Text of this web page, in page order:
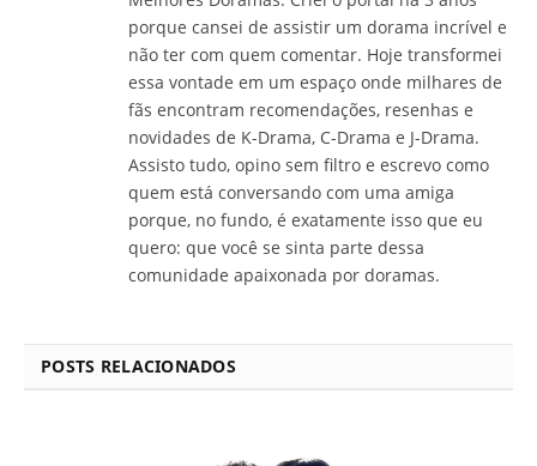
porque cansei de assistir um dorama incrível e
não ter com quem comentar. Hoje transformei
essa vontade em um espaço onde milhares de
fãs encontram recomendações, resenhas e
novidades de K-Drama, C-Drama e J-Drama.
Assisto tudo, opino sem filtro e escrevo como
quem está conversando com uma amiga
porque, no fundo, é exatamente isso que eu
quero: que você se sinta parte dessa
comunidade apaixonada por doramas.
POSTS RELACIONADOS